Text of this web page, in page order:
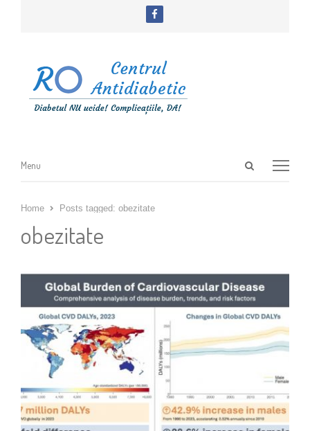
Open
Menu
Menu
Home Posts tagged: obezitate
obezitate